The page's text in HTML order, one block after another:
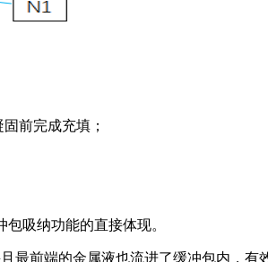
前完成充填；
吸纳功能的直接体现。
前端的金属液也流进了缓冲包内，有